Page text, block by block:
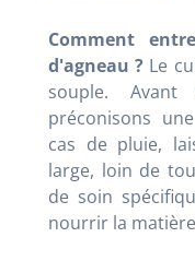
Comment
d'agneau ? Le
souple.
préconisons
cas de pluie,
large, loin de
de soin
nourrir la